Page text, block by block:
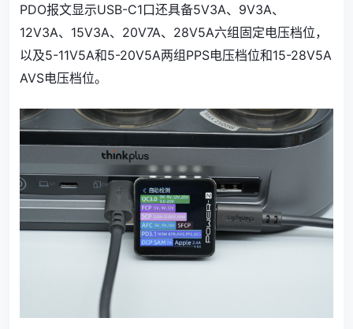
PDO报文显示USB-C1口还具备5V3A、9V3A、
12V3A、15V3A、20V7A、28V5A六组固定电压档位，
以及5-11V5A和5-20V5A两组PPS电压档位和15-28V5A
AVS电压档位。